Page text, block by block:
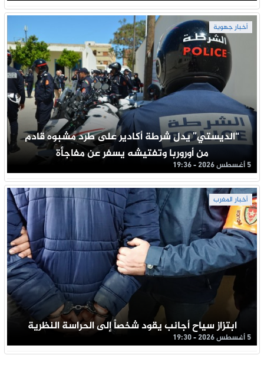
أخبار جهوية
“الديستي” يدل شرطة أكادير على طرد مشبوه قادم
من أوروربا وتفتيشه يسفر عن مفاجأة
5 أغسطس 2026 - 19:36
أخبار المغرب
ابتزاز سياح أجانب يقود شخصاً إلى الحراسة النظرية
5 أغسطس 2026 - 19:30